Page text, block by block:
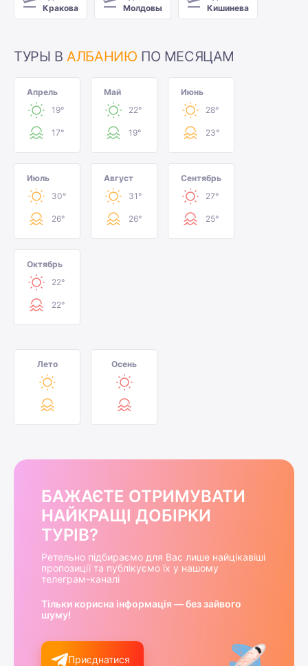
Кракова
Молдовы
Кишинева
ТУРЫ В АЛБАНИЮ ПО МЕСЯЦАМ
Апрель
19°
17°
Май
22°
19°
Июнь
28°
23°
Июль
30°
26°
Август
31°
26°
Сентябрь
27°
25°
Октябрь
22°
22°
Лето Осень
БАЖАЄТЕ ОТРИМУВАТИ
НАЙКРАЩІ ДОБІРКИ
ТУРІВ?
Ретельно підбираємо для Вас лише найцікавіші
пропозиції та публікуємо їх у нашому
телеграм-каналі
Тільки корисна інформація — без зайвого
шуму!
Приєднатися